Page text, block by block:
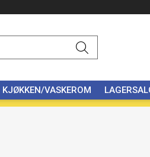
KJØKKEN/VASKEROM